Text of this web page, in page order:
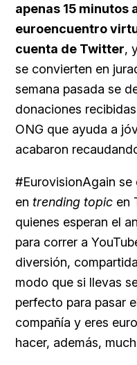
apenas 15 minutos
euroencuentro
cuenta de Twitter,
se convierten en
semana pasada se
donaciones
ONG que ayuda a
acabaron
#EurovisionAgain
en trending topic en
quienes esperan el
para correr a
diversión,
modo que si llevas
perfecto para pasar
compañía y eres
hacer, además,